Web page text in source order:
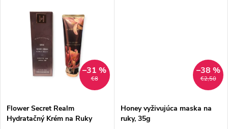
v
€8
–31 %
Flower Secret Realm
Hydratačný Krém na Ruky
€2,50
–38 %
Honey vyživujúca maska na
ruky, 35g